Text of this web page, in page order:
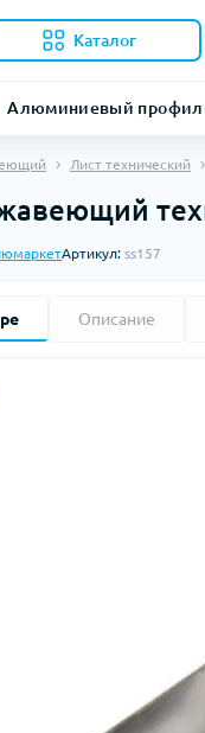
Каталог
Алюминиевый
Лист технический
Артикул: ss157
Описание